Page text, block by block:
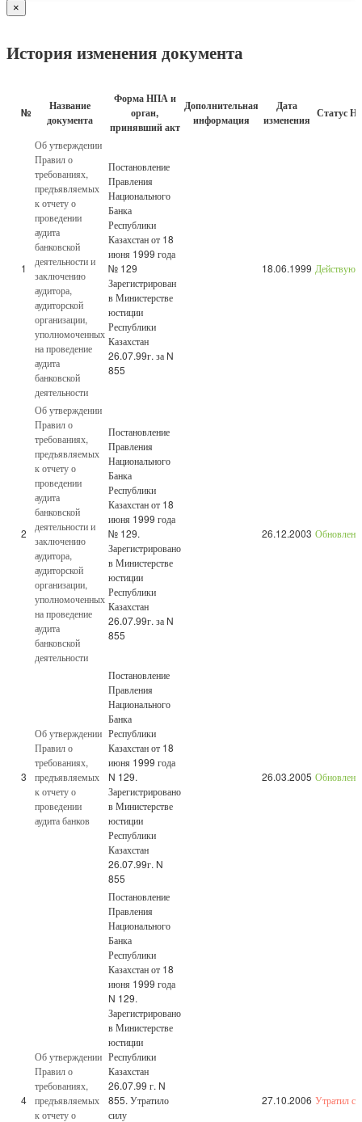
×
История изменения документа
№
Название
документа
Форма НПА и
орган,
принявший акт
Дополнительная
информация
Дата
изменения Статус
1
Об утверждении
Правил о
требованиях,
предъявляемых
к отчету о
проведении
аудита
банковской
деятельности и
заключению
аудитора,
аудиторской
организации,
уполномоченных
на проведение
аудита
банковской
деятельности
Постановление
Правления
Национального
Банка
Республики
Казахстан от 18
июня 1999 года
№ 129
Зарегистрирован
в Министерстве
юстиции
Республики
Казахстан
26.07.99г. за N
855
18.06.1999
2
Об утверждении
Правил о
требованиях,
предъявляемых
к отчету о
проведении
аудита
банковской
деятельности и
заключению
аудитора,
аудиторской
организации,
уполномоченных
на проведение
аудита
банковской
деятельности
Постановление
Правления
Национального
Банка
Республики
Казахстан от 18
июня 1999 года
№ 129.
Зарегистрировано
в Министерстве
юстиции
Республики
Казахстан
26.07.99г. за N
855
26.12.2003
3
Об утверждении
Правил о
требованиях,
предъявляемых
к отчету о
проведении
аудита банков
Постановление
Правления
Национального
Банка
Республики
Казахстан от 18
июня 1999 года
N 129.
Зарегистрировано
в Министерстве
юстиции
Республики
Казахстан
26.07.99г. N
855
26.03.2005
4
Об утверждении
Правил о
требованиях,
предъявляемых
к отчету о
Постановление
Правления
Национального
Банка
Республики
Казахстан от 18
июня 1999 года
N 129.
Зарегистрировано
в Министерстве
юстиции
Республики
Казахстан
26.07.99 г. N
855. Утратило
силу
27.10.2006 Утратил